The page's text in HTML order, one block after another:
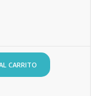
CARRITO